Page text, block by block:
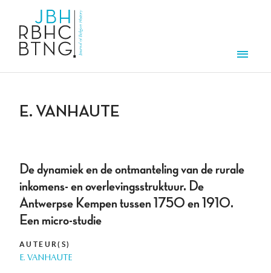
E. VANHAUTE
De dynamiek en de ontmanteling van de rurale
inkomens- en overlevingsstruktuur. De
Antwerpse Kempen tussen 1750 en 1910.
Een micro-studie
AUTEUR(S)
E. VANHAUTE